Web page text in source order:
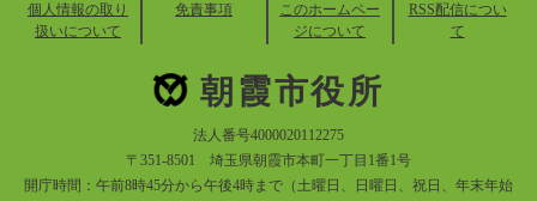
個人情報の取り
扱いについて
免責事項
このホームペー
ジについて
RSS配信につい
て
朝霞市役所
法人番号4000020112275
〒351-8501 埼玉県朝霞市本町一丁目1番1号
開庁時間：午前8時45分から午後4時まで（土曜日、日曜日、祝日、年末年始